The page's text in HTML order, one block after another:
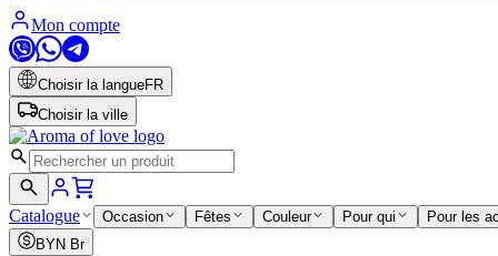
Mon compte
Choisir la langueFR
Choisir la ville
Catalogue Occasion Fêtes Couleur Pour qui
Pour les
BYN Br